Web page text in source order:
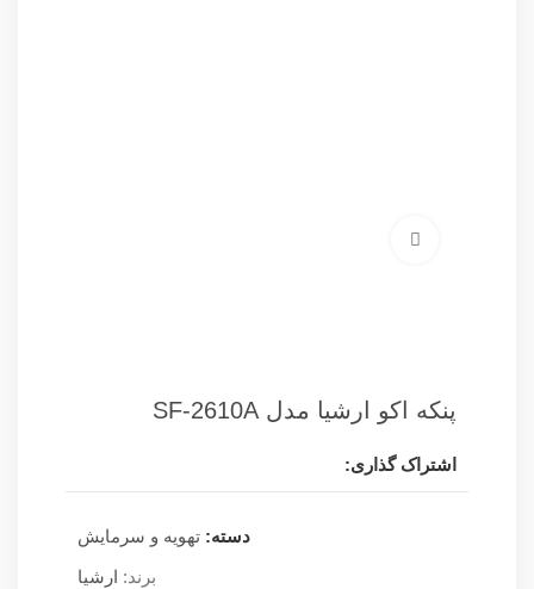
پنکه اکو ارشیا مدل SF-2610A
اشتراک گذاری:
دسته: تهویه و سرمایش
برند: ارشیا